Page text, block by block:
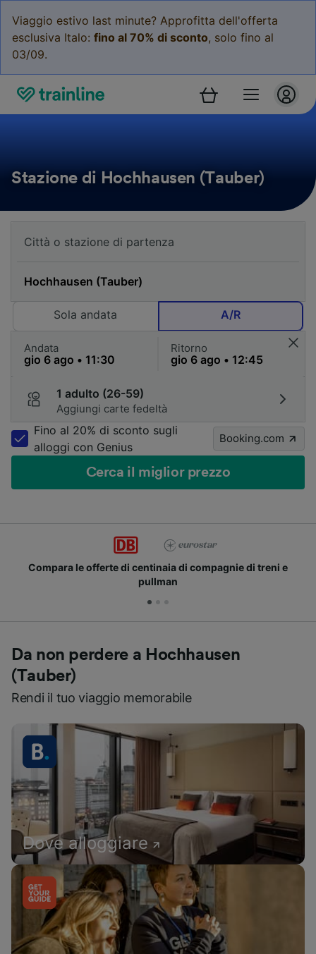
Viaggio estivo last minute? Approfitta dell'offerta
esclusiva Italo: fino al 70% di sconto, solo fino al
03/09.
Stazione di Hochhausen (Tauber)
Sola andata A/R
Andata Ritorno
1 adulto (26-59)
Aggiungi carte fedeltà
Fino al 20% di sconto sugli
alloggi con Genius
Booking.com
Cerca il miglior prezzo
Compara le offerte di centinaia di compagnie di treni e
pullman
Da non perdere a Hochhausen
(Tauber)
Rendi il tuo viaggio memorabile
Dove alloggiare